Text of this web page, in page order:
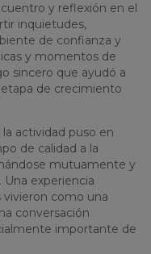
y reflexión en el
inquietudes,
de confianza y
y momentos de
sincero que ayudó a
de crecimiento
actividad puso en
de calidad a la
mutuamente y
experiencia
vivieron como una
conversación
importante de